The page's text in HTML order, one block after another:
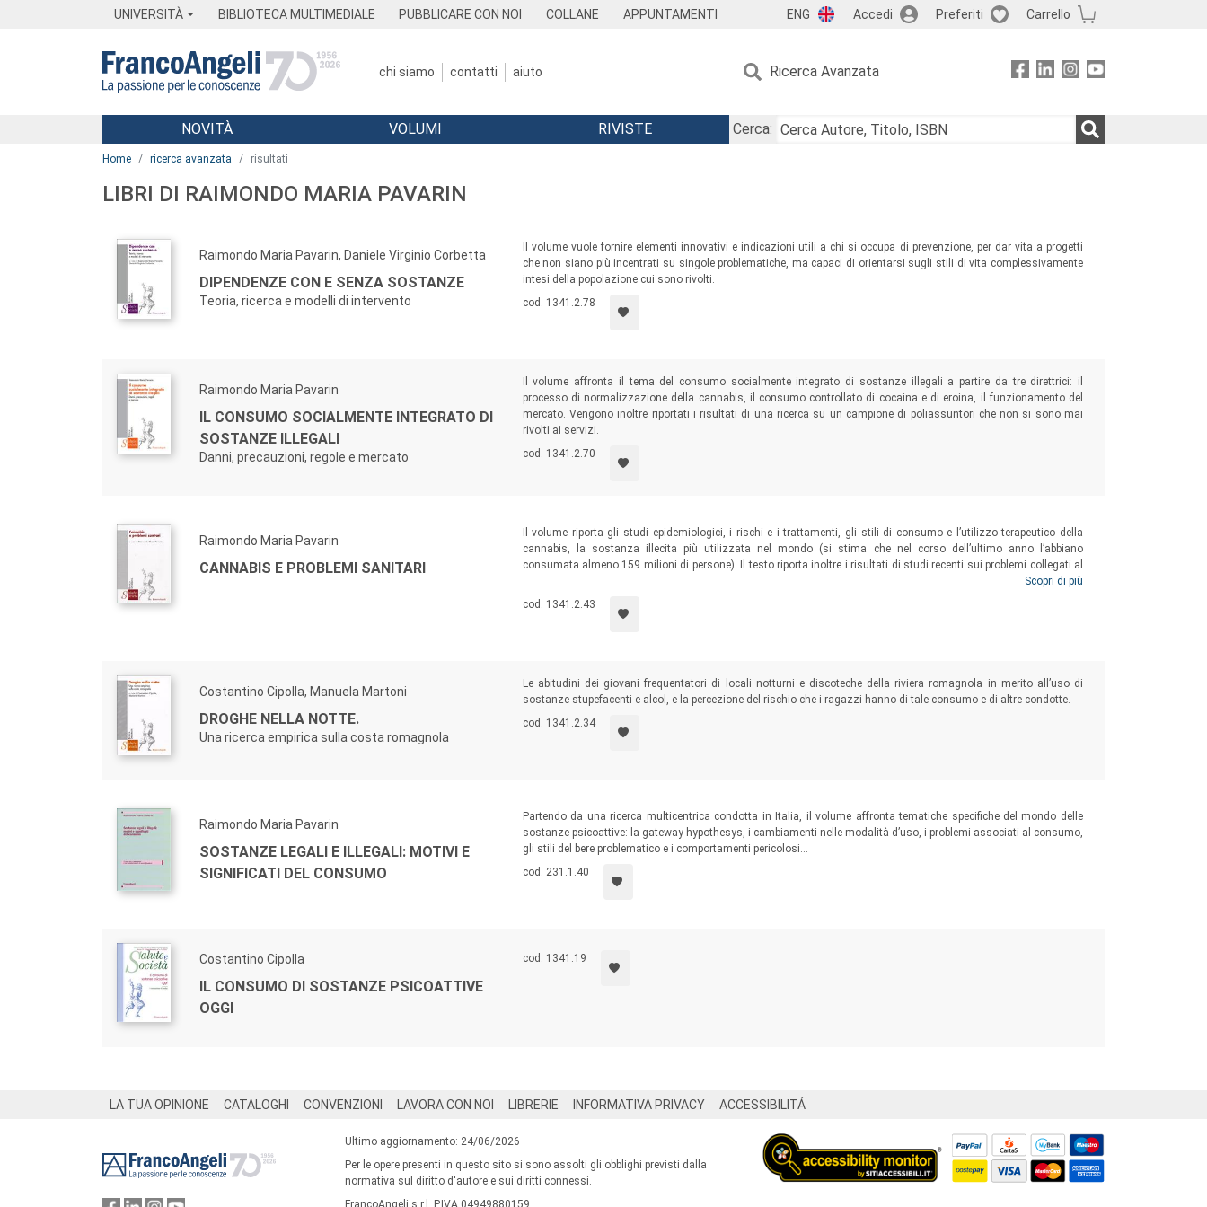
UNIVERSITÀ BIBLIOTECA MULTIMEDIALE PUBBLICARE CON NOI COLLANE APPUNTAMENTI ENG Accedi Preferiti Carrello
chi siamo contatti aiuto Ricerca Avanzata
Menu
NOVITÀ VOLUMI RIVISTE
Cerca:
Home ricerca avanzata risultati
LIBRI DI RAIMONDO MARIA PAVARIN
Raimondo Maria Pavarin, Daniele Virginio Corbetta
DIPENDENZE CON E SENZA SOSTANZE
Teoria, ricerca e modelli di intervento
Il volume vuole fornire elementi innovativi e indicazioni utili a chi si occupa di prevenzione, per dar vita a progetti
che non siano più incentrati su singole problematiche, ma capaci di orientarsi sugli stili di vita complessivamente
intesi della popolazione cui sono rivolti.
cod. 1341.2.78
Raimondo Maria Pavarin
IL CONSUMO SOCIALMENTE INTEGRATO DI
SOSTANZE ILLEGALI
Danni, precauzioni, regole e mercato
Il volume affronta il tema del consumo socialmente integrato di sostanze illegali a partire da tre direttrici: il
processo di normalizzazione della cannabis, il consumo controllato di cocaina e di eroina, il funzionamento del
mercato. Vengono inoltre riportati i risultati di una ricerca su un campione di poliassuntori che non si sono mai
rivolti ai servizi.
cod. 1341.2.70
Raimondo Maria Pavarin
CANNABIS E PROBLEMI SANITARI
Il volume riporta gli studi epidemiologici, i rischi e i trattamenti, gli stili di consumo e l’utilizzo terapeutico della
cannabis, la sostanza illecita più utilizzata nel mondo (si stima che nel corso dell’ultimo anno l’abbiano
consumata almeno 159 milioni di persone). Il testo riporta inoltre i risultati di studi recenti sui problemi collegati al
consumo e relativi a uso di cannabis e psicosi, ricoveri ospedalieri, accessi al Pronto Soccorso, rischio di mortalità.
Scopri di più
cod. 1341.2.43
Costantino Cipolla, Manuela Martoni
DROGHE NELLA NOTTE.
Una ricerca empirica sulla costa romagnola
Le abitudini dei giovani frequentatori di locali notturni e discoteche della riviera romagnola in merito all’uso di
sostanze stupefacenti e alcol, e la percezione del rischio che i ragazzi hanno di tale consumo e di altre condotte.
cod. 1341.2.34
Raimondo Maria Pavarin
SOSTANZE LEGALI E ILLEGALI: MOTIVI E
SIGNIFICATI DEL CONSUMO
Partendo da una ricerca multicentrica condotta in Italia, il volume affronta tematiche specifiche del mondo delle
sostanze psicoattive: la gateway hypothesys, i cambiamenti nelle modalità d’uso, i problemi associati al consumo,
gli stili del bere problematico e i comportamenti pericolosi…
cod. 231.1.40
Costantino Cipolla
IL CONSUMO DI SOSTANZE PSICOATTIVE
OGGI
cod. 1341.19
LA TUA OPINIONE CATALOGHI CONVENZIONI LAVORA CON NOI LIBRERIE INFORMATIVA PRIVACY ACCESSIBILITÁ
Ultimo aggiornamento: 24/06/2026
Per le opere presenti in questo sito si sono assolti gli obblighi previsti dalla
normativa sul diritto d'autore e sui diritti connessi.
FrancoAngeli s.r.l. P.IVA 04949880159